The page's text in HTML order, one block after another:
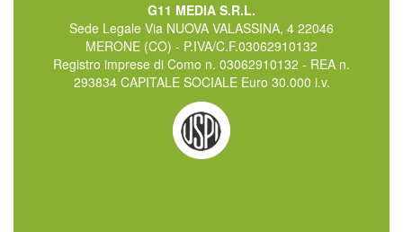
G11 MEDIA S.R.L.
Sede Legale Via NUOVA VALASSINA, 4 22046
MERONE (CO) - P.IVA/C.F.03062910132
Registro imprese di Como n. 03062910132 - REA n.
293834 CAPITALE SOCIALE Euro 30.000 i.v.